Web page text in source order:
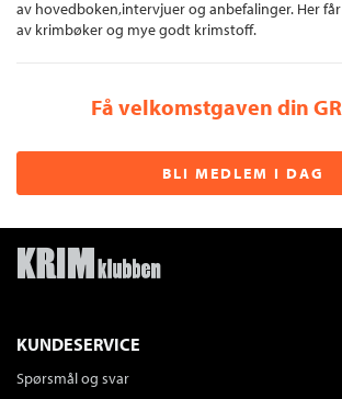
av hovedboken,intervjuer og anbefalinger. Her
av krimbøker og mye godt krimstoff.
Få velkomstgaven din
BLI MEDLEM I DAG
KUNDESERVICE
Spørsmål og svar